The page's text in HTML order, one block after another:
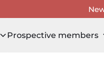
Prospective members